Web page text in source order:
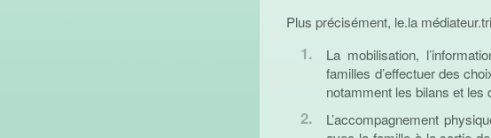
Plus précisément, le.la
La mobilisation,
familles d’effectuer des
notamment les bilans et les
L’accompagnement